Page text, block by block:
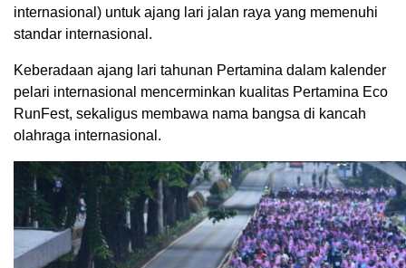
internasional) untuk ajang lari jalan raya yang memenuhi
standar internasional.
Keberadaan ajang lari tahunan Pertamina dalam kalender
pelari internasional mencerminkan kualitas Pertamina Eco
RunFest, sekaligus membawa nama bangsa di kancah
olahraga internasional.